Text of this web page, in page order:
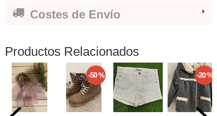
Costes de Envío
Productos Relacionados
-50 % -20 %